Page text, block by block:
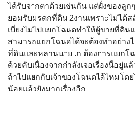
ได้รับจากตาด้วยเช่นกัน แต่ฝั่งของลูก
ยอมรับมรดกที่ดิน 2งานเพราะไม่ได้
เบี่ยงไม่ไปแยกโฉนดทำให้ผู้ขายที่ดิน
สามารถแยกโฉนดได้จะต้องทำอย่าง
ที่ดินและหลานนาย .ก ต้องการแยกโ
ด้วยคับเนื่องจากกำลังเจอเรื่องนี้อยู่แ
ถ้าไปแยกกับเจ้าของโฉนดได้ไหมโด
น้อยแล้วยังมากเรื่องอีก